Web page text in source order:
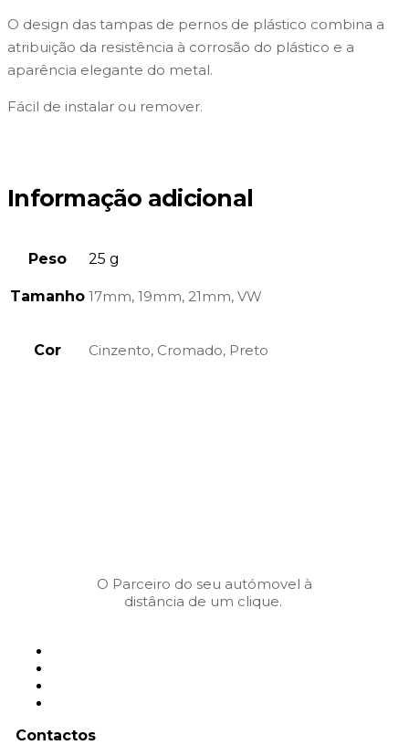
O design das tampas de pernos de plástico combina a
atribuição da resistência à corrosão do plástico e a
aparência elegante do metal.
Fácil de instalar ou remover.
Informação adicional
Peso 25 g
Tamanho 17mm, 19mm, 21mm, VW
Cor Cinzento, Cromado, Preto
O Parceiro do seu autómovel à
distância de um clique.
Contactos